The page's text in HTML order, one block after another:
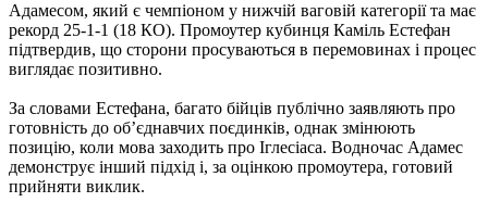
Адамесом, який є чемпіоном у нижчій ваговій категорії та має
рекорд 25-1-1 (18 КО). Промоутер кубинця Каміль Естефан
підтвердив, що сторони просуваються в перемовинах і процес
виглядає позитивно.
За словами Естефана, багато бійців публічно заявляють про
готовність до об’єднавчих поєдинків, однак змінюють
позицію, коли мова заходить про Іглесіаса. Водночас Адамес
демонструє інший підхід і, за оцінкою промоутера, готовий
прийняти виклик.